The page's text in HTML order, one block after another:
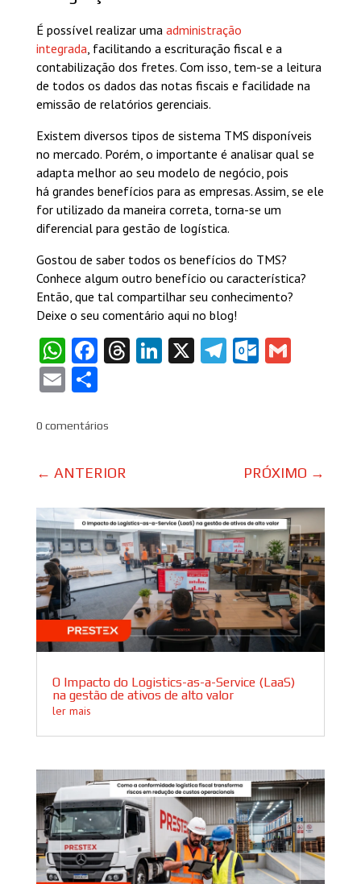
É possível realizar uma administração
integrada, facilitando a escrituração fiscal e a
contabilização dos fretes. Com isso, tem-se a leitura
de todos os dados das notas fiscais e facilidade na
emissão de relatórios gerenciais.
Existem diversos tipos de sistema TMS disponíveis
no mercado. Porém, o importante é analisar qual se
adapta melhor ao seu modelo de negócio, pois
há grandes benefícios para as empresas. Assim, se ele
for utilizado da maneira correta, torna-se um
diferencial para gestão de logística.
Gostou de saber todos os benefícios do TMS?
Conhece algum outro benefício ou característica?
Então, que tal compartilhar seu conhecimento?
Deixe o seu comentário aqui no blog!
WhatsApp
Facebook
Threads
LinkedIn
X TelegramGmail
EmailShare
0 comentários
← ANTERIOR PRÓXIMO →
O Impacto do Logistics-as-a-Service (LaaS)
na gestão de ativos de alto valor
ler mais